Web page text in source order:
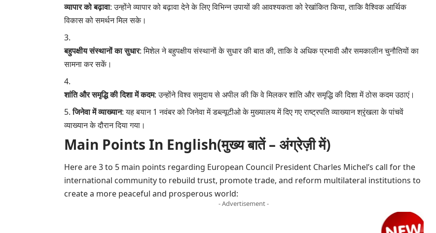
व्यापार को बढ़ावा: उन्होंने व्यापार को बढ़ावा देने के लिए विभिन्न उपायों की आवश्यकता को रेखांकित किया, ताकि वैश्विक आर्थिक
विकास को समर्थन मिल सके।
बहुपक्षीय संस्थानों का सुधार: मिशेल ने बहुपक्षीय संस्थानों के सुधार की बात की, ताकि वे अधिक प्रभावी और समकालीन चुनौतियों का
सामना कर सकें।
शांति और समृद्धि की दिशा में कदम: उन्होंने विश्व समुदाय से अपील की कि वे मिलकर शांति और समृद्धि की दिशा में ठोस कदम उठाएं।
जिनेवा में व्याख्यान: यह बयान 1 नवंबर को जिनेवा में डब्ल्यूटीओ के मुख्यालय में दिए गए राष्ट्रपति व्याख्यान श्रृंखला के पांचवें
व्याख्यान के दौरान दिया गया।
Main Points In English(मुख्य बातें – अंग्रेज़ी में)
Here are 3 to 5 main points regarding European Council President Charles Michel’s call for the
international community to rebuild trust, promote trade, and reform multilateral institutions to
create a more peaceful and prosperous world:
- Advertisement -